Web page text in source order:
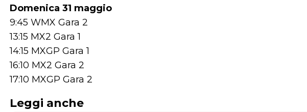
Domenica 31 maggio
9:45 WMX Gara 2
13:15 MX2 Gara 1
14:15 MXGP Gara 1
16:10 MX2 Gara 2
17:10 MXGP Gara 2
Leggi anche